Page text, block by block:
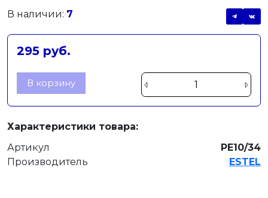
В наличии: 7
295 руб.
В корзину
Характеристики товара:
Артикул
PE10/34
Производитель
ESTEL